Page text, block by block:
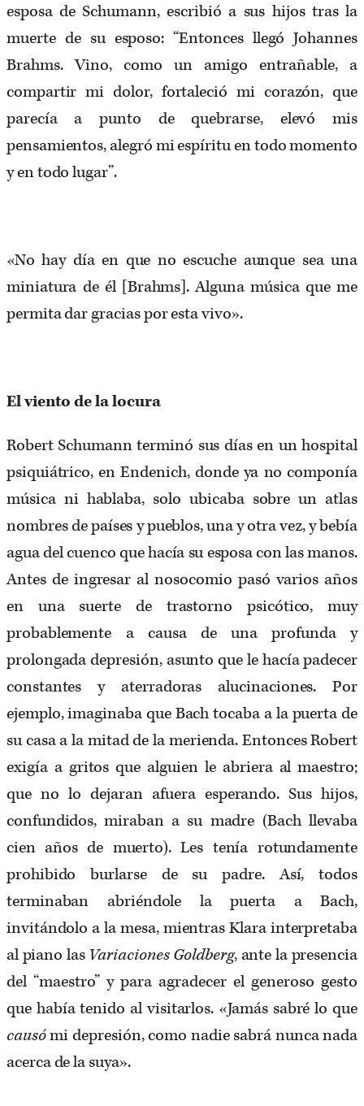
esposa de Schumann, escribió a sus hijos tras la
muerte de su esposo: “Entonces llegó Johannes
Brahms. Vino, como un amigo entrañable, a
compartir mi dolor, fortaleció mi corazón, que
parecía a punto de quebrarse, elevó mis
pensamientos, alegró mi espíritu en todo momento
y en todo lugar”.
«No hay día en que no escuche aunque sea una
miniatura de él [Brahms]. Alguna música que me
permita dar gracias por esta vivo».
El viento de la locura
Robert Schumann terminó sus días en un hospital
psiquiátrico, en Endenich, donde ya no componía
música ni hablaba, solo ubicaba sobre un atlas
nombres de países y pueblos, una y otra vez, y bebía
agua del cuenco que hacía su esposa con las manos.
Antes de ingresar al nosocomio pasó varios años
en una suerte de trastorno psicótico, muy
probablemente a causa de una profunda y
prolongada depresión, asunto que le hacía padecer
constantes y aterradoras alucinaciones. Por
ejemplo, imaginaba que Bach tocaba a la puerta de
su casa a la mitad de la merienda. Entonces Robert
exigía a gritos que alguien le abriera al maestro;
que no lo dejaran afuera esperando. Sus hijos,
confundidos, miraban a su madre (Bach llevaba
cien años de muerto). Les tenía rotundamente
prohibido burlarse de su padre. Así, todos
terminaban abriéndole la puerta a Bach,
invitándolo a la mesa, mientras Klara interpretaba
al piano las Variaciones Goldberg, ante la presencia
del “maestro” y para agradecer el generoso gesto
que había tenido al visitarlos. «Jamás sabré lo que
causómi depresión, como nadie sabrá nunca nada
acerca de la suya».